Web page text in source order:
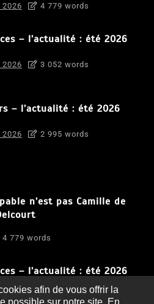
4 779 words
– l’actualité : été 2026
3 052 words
– l’actualité : été 2026
2 995 words
n’est pas Camille de
4 779 words
– l’actualité : été 2026
3 052 words
afin de vous offrir la
possible sur notre site. En